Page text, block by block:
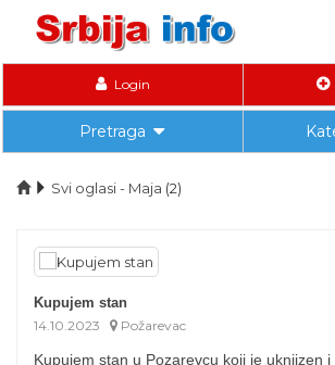
Login
Pretraga
Svi oglasi - Maja (2)
Kupujem stan
14.10.2023
Požarevac
Kupujem stan u Pozarevcu koji je uknjizen